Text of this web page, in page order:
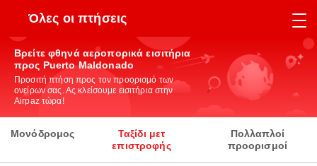
Όλες οι πτήσεις
Βρείτε φθηνά αεροπορικά εισιτήρια
προς Puerto Maldonado
Προσιτή πτήση προς τον προορισμό των
ονείρων σας. Ας κλείσουμε εισιτήρια στην
Airpaz τώρα!
Μονόδρομος
Ταξίδι μετ
επιστροφής
Πολλαπλοί
προορισμοί